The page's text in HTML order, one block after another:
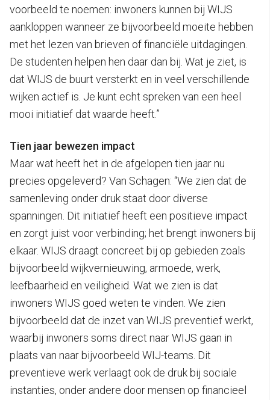
voorbeeld te noemen: inwoners kunnen bij WIJS
aankloppen wanneer ze bijvoorbeeld moeite hebben
met het lezen van brieven of financiële uitdagingen.
De studenten helpen hen daar dan bij. Wat je ziet, is
dat WIJS de buurt versterkt en in veel verschillende
wijken actief is. Je kunt echt spreken van een heel
mooi initiatief dat waarde heeft.”
Tien jaar bewezen impact
Maar wat heeft het in de afgelopen tien jaar nu
precies opgeleverd? Van Schagen: “We zien dat de
samenleving onder druk staat door diverse
spanningen. Dit initiatief heeft een positieve impact
en zorgt juist voor verbinding; het brengt inwoners bij
elkaar. WIJS draagt concreet bij op gebieden zoals
bijvoorbeeld wijkvernieuwing, armoede, werk,
leefbaarheid en veiligheid. Wat we zien is dat
inwoners WIJS goed weten te vinden. We zien
bijvoorbeeld dat de inzet van WIJS preventief werkt,
waarbij inwoners soms direct naar WIJS gaan in
plaats van naar bijvoorbeeld WIJ-teams. Dit
preventieve werk verlaagt ook de druk bij sociale
instanties, onder andere door mensen op financieel